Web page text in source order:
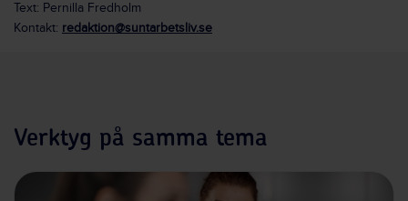
Text: Pernilla Fredholm
Kontakt: redaktion@suntarbetsliv.se
Verktyg på samma tema